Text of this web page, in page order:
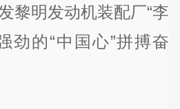
黎明发动机装配厂“李
劲的“中国心”拼搏奋